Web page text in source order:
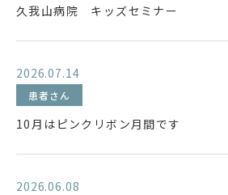
久我山病院 キッズセミナー
2026.07.14
患者さん
10月はピンクリボン月間です
2026.06.08